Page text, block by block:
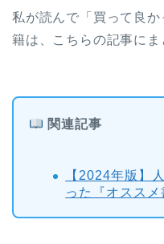
私が読んで「買って良
籍は、こちらの記事にま
関連記事
【2024年版】
った『オススメ